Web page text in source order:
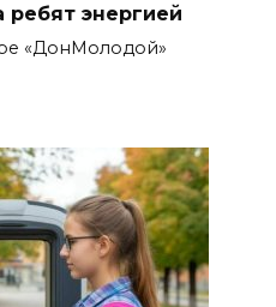
ребят энергией
«ДонМолодой»